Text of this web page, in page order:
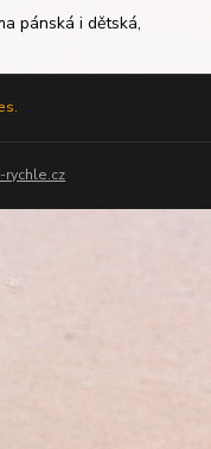
pánská i dětská,
rychle.cz